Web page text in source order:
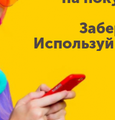
на час дольше
для того, чтобы
музыку до 30 часов
к воздействию